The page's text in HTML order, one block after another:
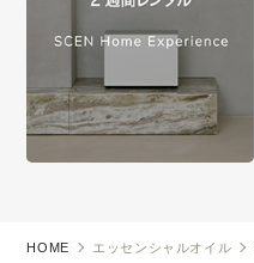
HOME エッセンシャルオイル